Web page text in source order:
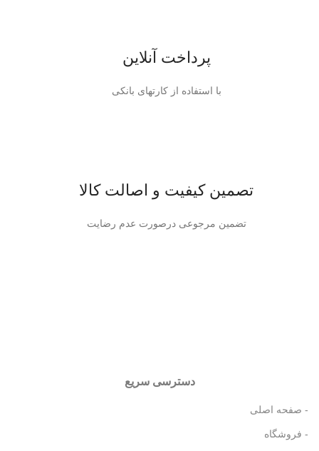
پرداخت آنلاین
با استفاده از کارتهای بانکی
تصمین کیفیت و اصالت کالا
تضمین مرجوعی درصورت عدم رضایت
دسترسی سریع
- صفحه اصلی
- فروشگاه